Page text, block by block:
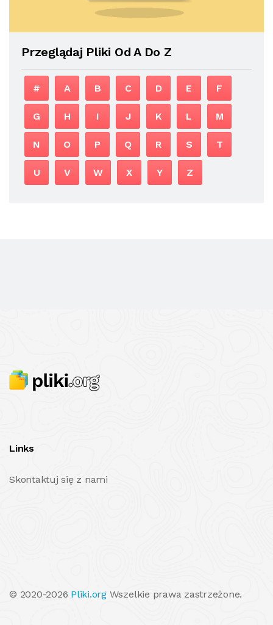
Przeglądaj Pliki Od A Do Z
# A B C D E F
G H I J K L M
N O P Q R S T
U V W X Y Z
Links
Skontaktuj się z nami
© 2020-2026 Pliki.orgWszelkie prawa zastrzeżone.